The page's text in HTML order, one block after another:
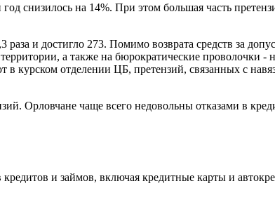
снизилось на 14%. При этом большая часть
и достигло 273. Помимо возврата средств за
а также на бюрократические проволочки -
курском отделении ЦБ, претензий, связанных с
Орловчане чаще всего недовольны отказами в
и займов, включая кредитные карты и